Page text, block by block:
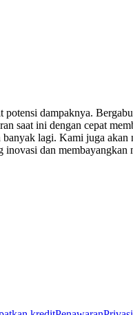
dampaknya.
saat ini dengan cepat
lagi. Kami juga
dan